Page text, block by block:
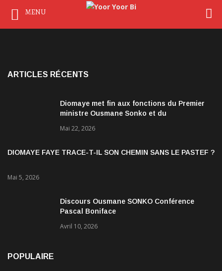
ARTICLES RÉCENTS
Diomaye met fin aux fonctions du Premier
ministre Ousmane Sonko et du
Mai 22, 2026
DIOMAYE FAYE TRACE-T-IL SON CHEMIN SANS LE PASTEF ?
Mai 5, 2026
Discours Ousmane SONKO Conférence
Pascal Boniface
Avril 10, 2026
POPULAIRE
MENU